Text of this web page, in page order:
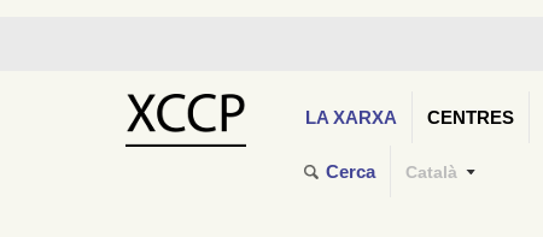
LA XARXA CENTRES
Cerca Català